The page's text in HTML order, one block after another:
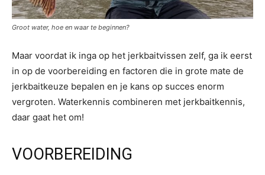
Groot water, hoe en waar te beginnen?
Maar voordat ik inga op het jerkbaitvissen zelf, ga ik eerst
in op de voorbereiding en factoren die in grote mate de
jerkbaitkeuze bepalen en je kans op succes enorm
vergroten. Waterkennis combineren met jerkbaitkennis,
daar gaat het om!
VOORBEREIDING